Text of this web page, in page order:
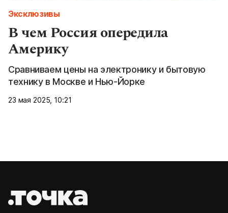
Эксклюзивы
В чем Россия опередила
Америку
Сравниваем цены на электронику и бытовую
технику в Москве и Нью-Йорке
23 мая 2025, 10:21